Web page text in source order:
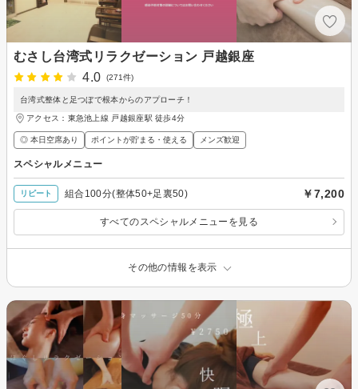
むさし台湾式リラクゼーション 戸越銀座
4.0
(271件)
台湾式整体と足つぼで根本からのアプローチ！
アクセス：東急池上線 戸越銀座駅 徒歩4分
◎ 本日空席あり ポイントが貯まる・使える メンズ歓迎
スペシャルメニュー
リピート 組合100分(整体50+足裏50) ￥7,200
すべてのスペシャルメニューを見る
その他の情報を表示